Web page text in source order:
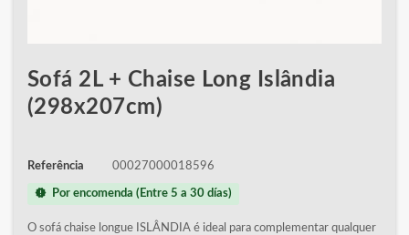
Sofá 2L + Chaise Long Islândia
(298x207cm)
Referência 00027000018596
new_releases Por encomenda (Entre 5 a 30 días)
O sofá chaise longue ISLÂNDIA é ideal para complementar qualquer